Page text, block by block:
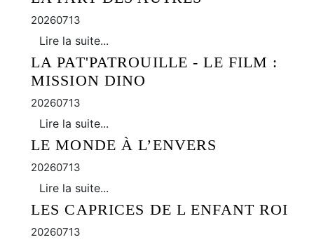
20260713
Lire la suite...
LA PAT'PATROUILLE - LE FILM :
MISSION DINO
20260713
Lire la suite...
LE MONDE À L’ENVERS
20260713
Lire la suite...
LES CAPRICES DE L ENFANT ROI
20260713